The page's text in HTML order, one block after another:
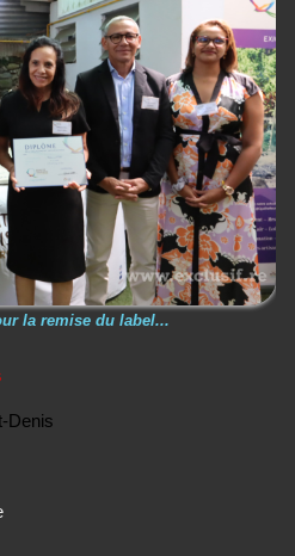
la remise du label...
Denis